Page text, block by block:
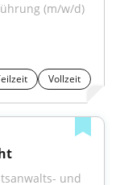
(m/w/d)
Vollzeit
und